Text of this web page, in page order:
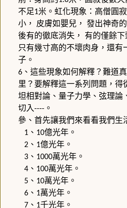
不足1米。虹化現象：高僧圓
小， 皮膚如嬰兒， 發出神奇
後有的徹底消失， 有的僅餘下
只有幾寸高的不壞肉身，還有
子。
6、這些現象如何解釋？難道
里？要解釋這一系列問題，
坦相對論、量子力學、弦理論
切入----。
參、首先讓我們來看看我們生
1、 10億光年。
2、 1億光年。
3、 1000萬光年。
4、 100萬光年。
5、 10萬光年。
6、 1萬光年。
7、 1千光年。